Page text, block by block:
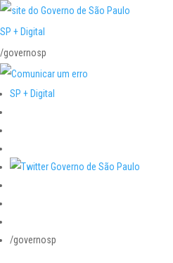
SP + Digital
/governosp
SP + Digital
/governosp